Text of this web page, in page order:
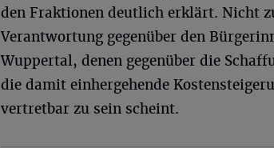
den Fraktionen deutlich erklärt. Nicht
Verantwortung gegenüber den
Wuppertal, denen gegenüber die
die damit einhergehende
vertretbar zu sein scheint.